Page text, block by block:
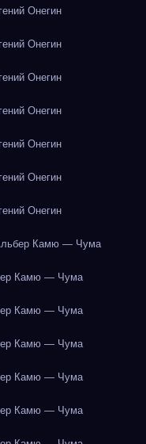
Онегин
Онегин
Онегин
Онегин
Онегин
Онегин
Онегин
Камю — Чума
Камю — Чума
Камю — Чума
Камю — Чума
Камю — Чума
Камю — Чума